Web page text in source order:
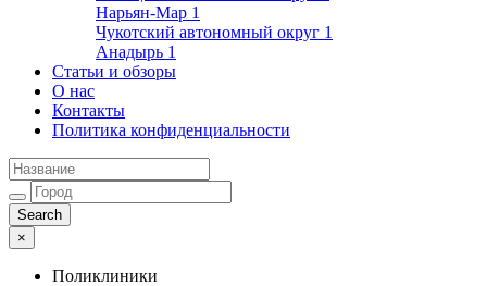
Нарьян-Мар 1
Чукотский автономный округ 1
Анадырь 1
Статьи и обзоры
О нас
Контакты
Политика конфиденциальности
×
Поликлиники